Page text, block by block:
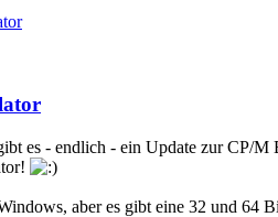
es - endlich - ein Update zur CP/
aber es gibt eine 32 und 64